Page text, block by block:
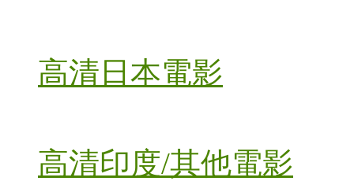
高清日本電影
高清印度/其他電影